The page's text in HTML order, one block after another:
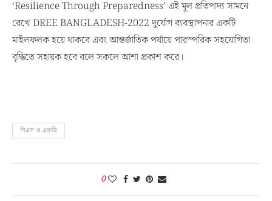
‘Resilience Through Preparedness’ এই মূল প্রতিপাদ্য সামনে
রেখে DREE BANGLADESH-2022 দুর্যোগ ব্যবস্থাপনার একটি
মাইলফলক হয়ে থাকবে এবং আন্তর্জাতিক পর্যায়ে পারস্পরিক সহযোগিতা
বৃদ্ধিতে সহায়ক হবে বলে সকলে আশা প্রকাশ করে।
পিএস ও এফডি
0